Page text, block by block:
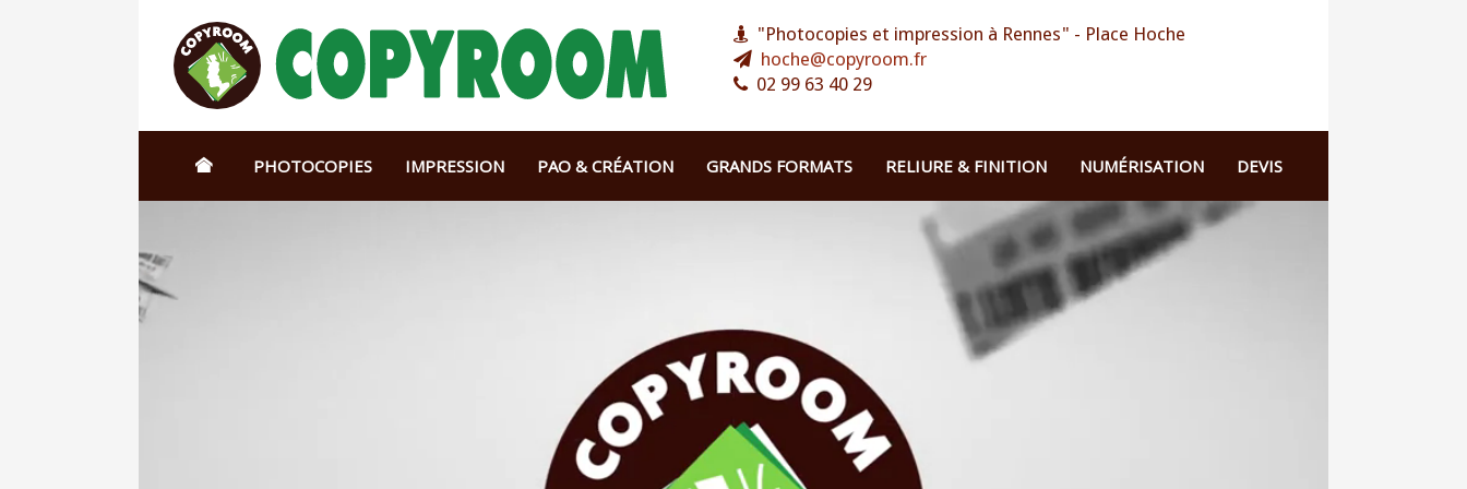
"Photocopies et impression à Rennes" - Place Hoche
hoche@copyroom.fr
02 99 63 40 29
PHOTOCOPIES IMPRESSION PAO & CRÉATION GRANDS FORMATS RELIURE & FINITION NUMÉRISATION DEVIS